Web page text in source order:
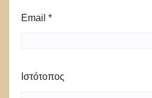
Email *
Ιστότοπος